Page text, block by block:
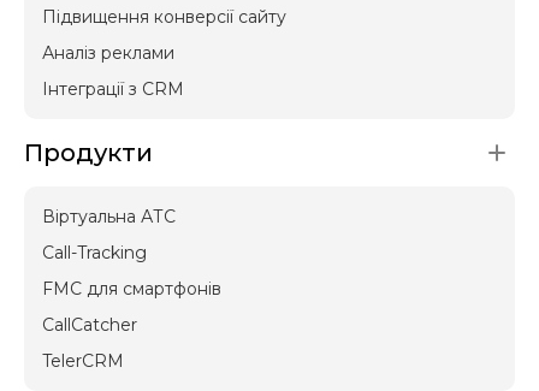
Підвищення конверсії сайту
Аналіз реклами
Інтеграції з CRM
Продукти
Віртуальна АТС
Call-Tracking
FMC для смартфонів
CallCatcher
TelerCRM